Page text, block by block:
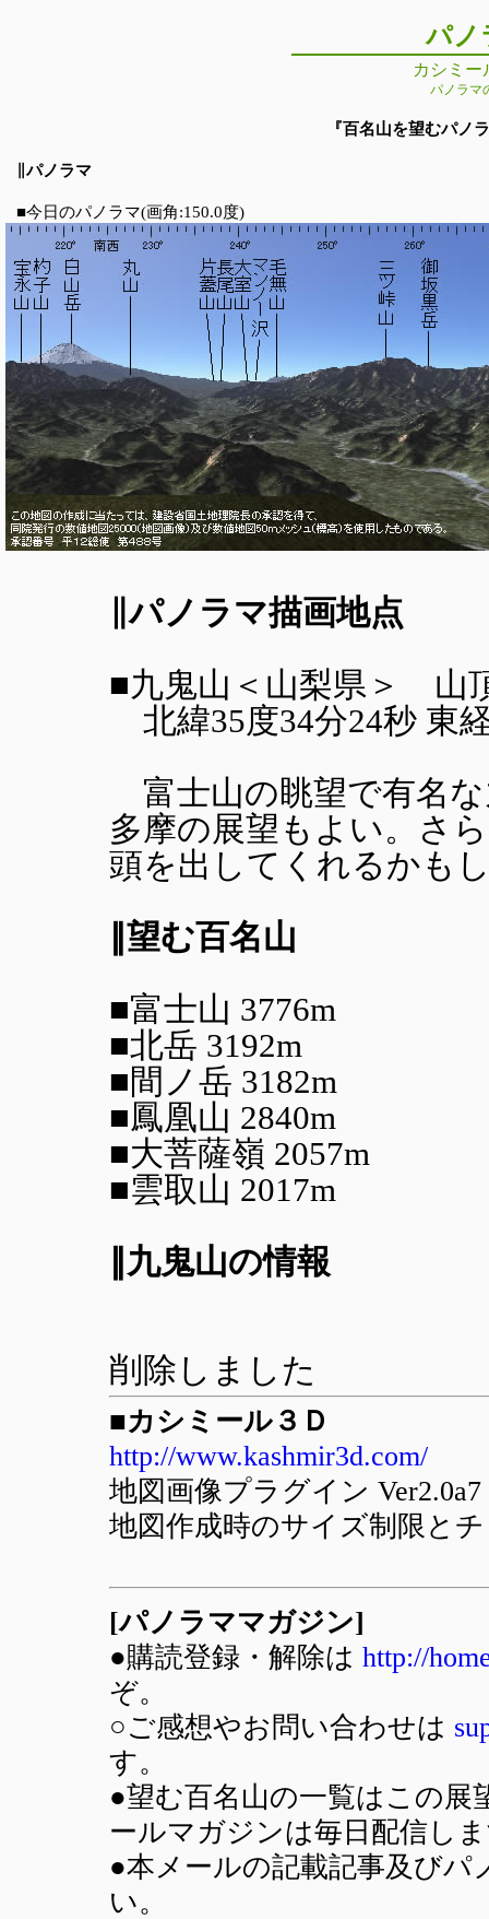
パノ
カシミー
パノラマ
『百名山を望むパノ
∥パノラマ
■今日のパノラマ(画角:150.0度)
∥パノラマ描画地点
■九鬼山＜山梨県＞ 山
北緯35度34分24秒 東
富士山の眺望で有名
多摩の展望もよい。さ
頭を出してくれるかも
∥望む百名山
■富士山 3776m
■北岳 3192m
■間ノ岳 3182m
■鳳凰山 2840m
■大菩薩嶺 2057m
■雲取山 2017m
∥九鬼山の情報
削除しました
■カシミール３Ｄ
http://www.kashmir3d.com/
地図画像プラグイン
地図作成時のサイズ制限と
[パノラママガジン]
●購読登録・解除は http://
ぞ。
○ご感想やお問い合わせは
す。
●望む百名山の一覧はこの
ールマガジンは毎日配信し
●本メールの記載記事及びパ
い。